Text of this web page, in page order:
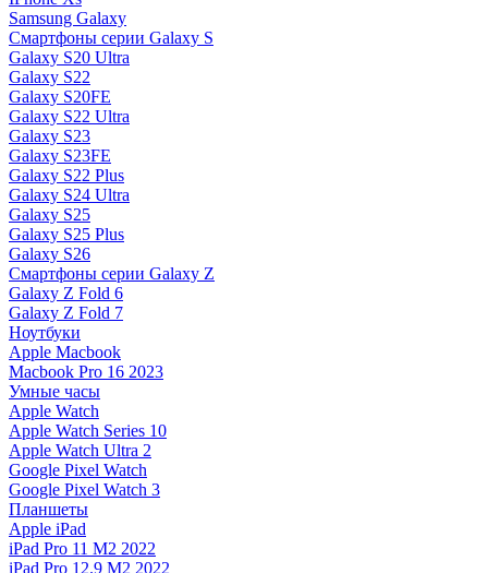
Samsung Galaxy
Смартфоны серии Galaxy S
Galaxy S20 Ultra
Galaxy S22
Galaxy S20FE
Galaxy S22 Ultra
Galaxy S23
Galaxy S23FE
Galaxy S22 Plus
Galaxy S24 Ultra
Galaxy S25
Galaxy S25 Plus
Galaxy S26
Смартфоны серии Galaxy Z
Galaxy Z Fold 6
Galaxy Z Fold 7
Ноутбуки
Apple Macbook
Macbook Pro 16 2023
Умные часы
Apple Watch
Apple Watch Series 10
Apple Watch Ultra 2
Google Pixel Watch
Google Pixel Watch 3
Планшеты
Apple iPad
iPad Pro 11 M2 2022
iPad Pro 12.9 M2 2022